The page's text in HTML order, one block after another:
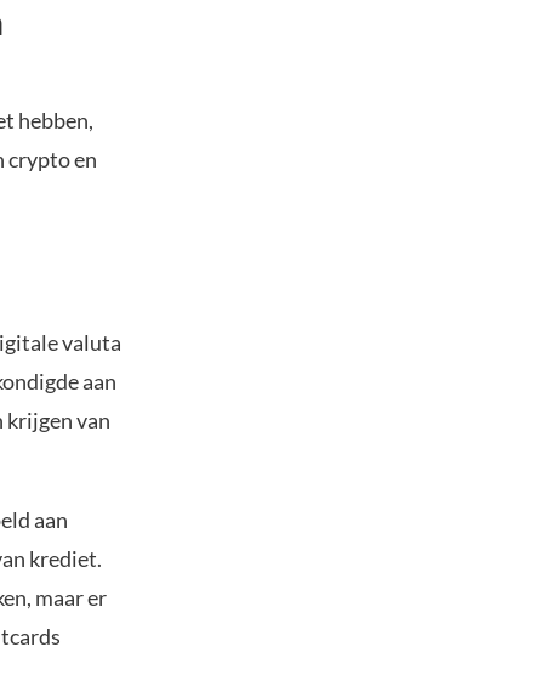
hebben,
crypto en
valuta
aan
krijgen van
aan
krediet.
maar er